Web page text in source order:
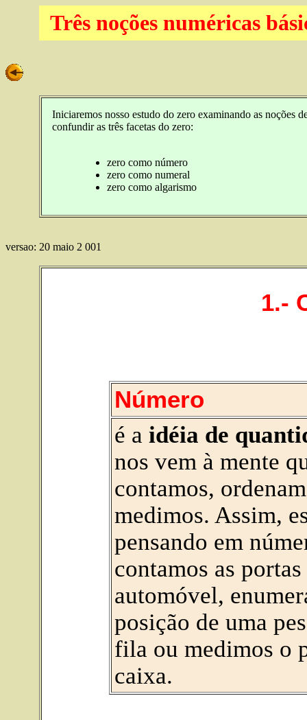
Três noções numéricas
Iniciaremos nosso estudo do zero examinando as noções
confundir as três facetas do zero:
zero como número
zero como numeral
zero como algarismo
versao: 20 maio 2 001
1.-
Número
é a idéia de
nos vem à mente
contamos,
medimos. Assim,
pensando em
contamos as
automóvel,
posição de uma
fila ou medimos o
caixa.